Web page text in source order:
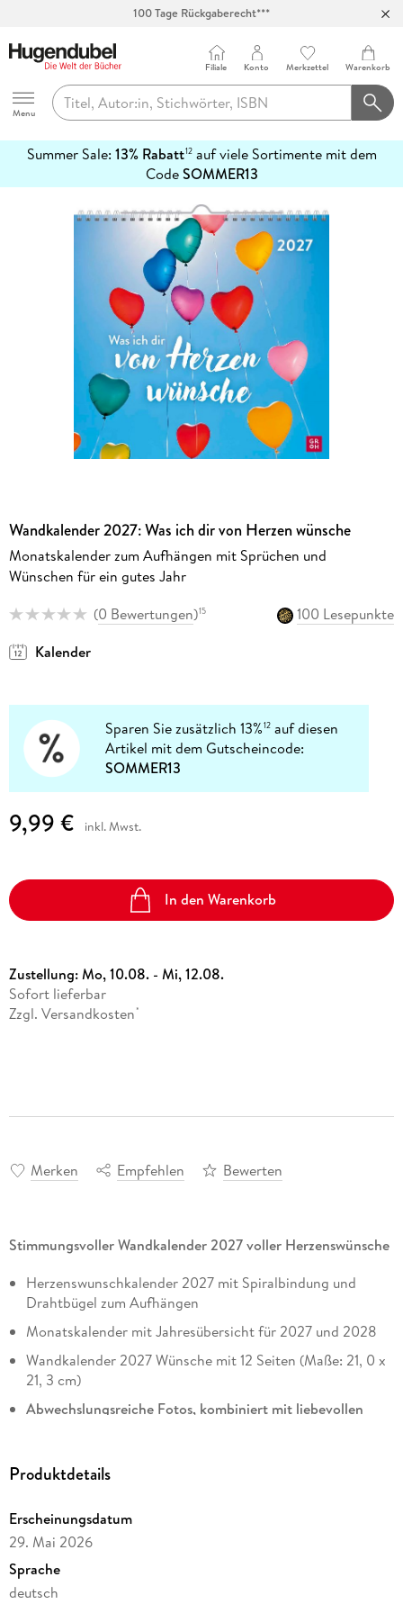
100 Tage Rückgaberecht***
Hugendubel
Menu
Filiale Konto Merkzettel Warenkorb
Summer Sale: 13% Rabatt12auf viele Sortimente mit dem
CodeSOMMER13
erfahren
Wandkalender 2027: Was ich dir von Herzen wünsche
Monatskalender zum Aufhängen mit Sprüchen und
Wünschen für ein gutes Jahr
(0 Bewertungen)15
100 Lesepunkte
Kalender
Sparen Sie zusätzlich 13%12 auf diesen
Artikel mit dem Gutscheincode:
SOMMER13
9,99 € inkl. Mwst.
In den Warenkorb
Zustellung:Mo, 10.08. - Mi, 12.08.
Sofort lieferbar
Zzgl. Versandkosten *
Merken Empfehlen Bewerten
Stimmungsvoller Wandkalender 2027 voller Herzenswünsche
Herzenswunschkalender 2027 mit Spiralbindung und
Drahtbügel zum Aufhängen
Monatskalender mit Jahresübersicht für 2027 und 2028
Wandkalender 2027 Wünsche mit 12 Seiten (Maße: 21, 0 x
21, 3 cm)
Abwechslungsreiche Fotos, kombiniert mit liebevollen
Bekannte
Der WandkalenderWas ich dir von Herzen wünsche 2027
begleitet mit guten Wünschen und stimmungsvollen Fotos
der Herzenswünsche-Kalender 2027 jede Wand, ob in Küche,
Flur oder Wohnzimmer. Der dekorative Monatskalender 2027
Produktdetails
Erscheinungsdatum
29. Mai 2026
Sprache
deutsch